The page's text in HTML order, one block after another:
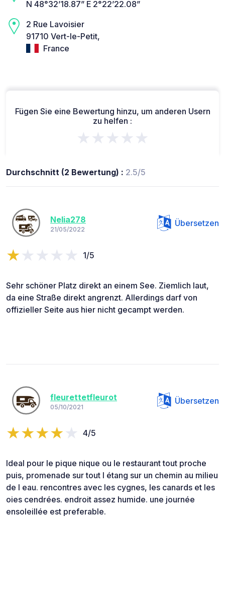
N 48°32’18.87” E 2°22’22.08”
2 Rue Lavoisier
91710 Vert-le-Petit,
France
Fügen Sie eine Bewertung hinzu, um anderen Usern
zu helfen :
★★★★★
Durchschnitt (2 Bewertung) : 2.5/5
Nelia278
21/05/2022
Übersetzen
1/5
Sehr schöner Platz direkt an einem See. Ziemlich laut,
da eine Straße direkt angrenzt. Allerdings darf von
offizieller Seite aus hier nicht gecampt werden.
fleurettetfleurot
05/10/2021
Übersetzen
4/5
Ideal pour le pique nique ou le restaurant tout proche
puis, promenade sur tout l étang sur un chemin au milieu
de l eau. rencontres avec les cygnes, les canards et les
oies cendrées. endroit assez humide. une journée
ensoleillée est preferable.